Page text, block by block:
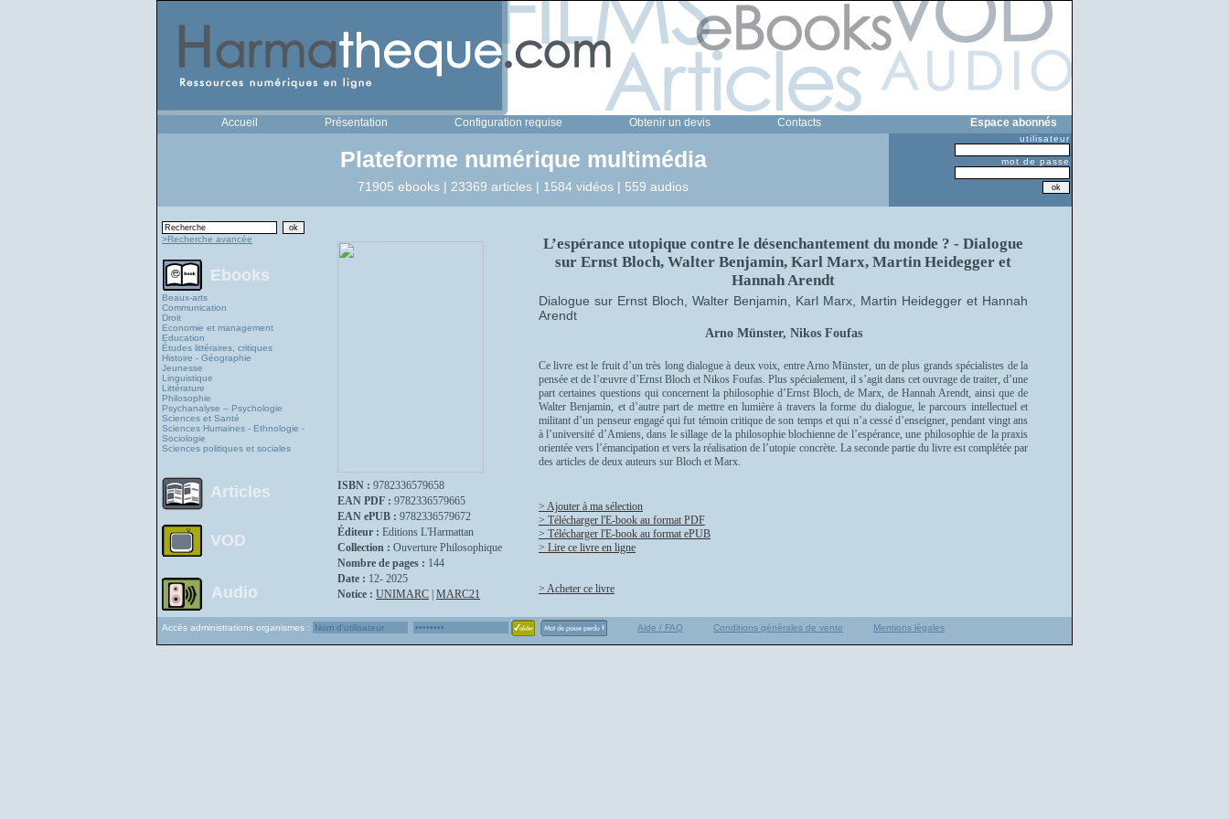
Accueil Présentation Configuration requise Obtenir un devis Contacts Espace abonnés
Plateforme numérique multimédia
71905 ebooks | 23369 articles | 1584 vidéos | 559 audios
utilisateur
mot de passe
>Recherche avancée
Ebooks
Beaux-arts
Communication
Droit
Economie et management
Education
Études littéraires, critiques
Histoire - Géographie
Jeunesse
Linguistique
Littérature
Philosophie
Psychanalyse – Psychologie
Sciences et Santé
Sciences Humaines - Ethnologie -
Sociologie
Sciences politiques et sociales
Articles
VOD
Audio
ISBN : 9782336579658
EAN PDF : 9782336579665
EAN ePUB : 9782336579672
Éditeur : Editions L'Harmattan
Collection : Ouverture Philosophique
Nombre de pages : 144
Date : 12- 2025
Notice : UNIMARC MARC21
L’espérance utopique contre le désenchantement du monde ? - Dialogue
sur Ernst Bloch, Walter Benjamin, Karl Marx, Martin Heidegger et
Hannah Arendt
Dialogue sur Ernst Bloch, Walter Benjamin, Karl Marx, Martin Heidegger et Hannah
Arendt
Arno Münster, Nikos Foufas
Ce livre est le fruit d’un très long dialogue à deux voix, entre Arno Münster, un de plus grands spécialistes de la
pensée et de l’œuvre d’Ernst Bloch et Nikos Foufas. Plus spécialement, il s’agit dans cet ouvrage de traiter, d’une
part certaines questions qui concernent la philosophie d’Ernst Bloch, de Marx, de Hannah Arendt, ainsi que de
Walter Benjamin, et d’autre part de mettre en lumière à travers la forme du dialogue, le parcours intellectuel et
militant d’un penseur engagé qui fut témoin critique de son temps et qui n’a cessé d’enseigner, pendant vingt ans
à l’université d’Amiens, dans le sillage de la philosophie blochienne de l’espérance, une philosophie de la praxis
orientée vers l’émancipation et vers la réalisation de l’utopie concrète. La seconde partie du livre est complétée par
des articles de deux auteurs sur Bloch et Marx.
> Ajouter à ma sélection
> Télécharger l'E-book au format PDF
> Télécharger l'E-book au format ePUB
> Lire ce livre en ligne
> Acheter ce livre
Accès administrations organismes : Aide / FAQ Conditions générales de vente Mentions légales